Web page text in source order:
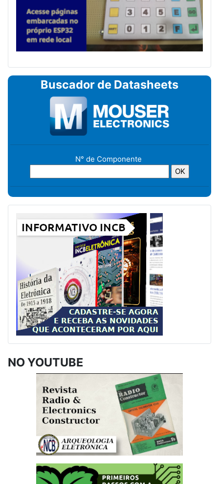
Buscador de Datasheets
N° de Componente
NO YOUTUBE